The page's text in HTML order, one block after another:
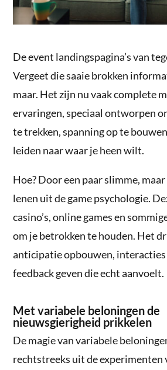
De event landingspagina’s van
Vergeet die saaie brokken
maar. Het zijn nu vaak complete
ervaringen, speciaal ontworpen
te trekken, spanning op te
leiden naar waar je heen wilt.
Hoe? Door een paar slimme,
lenen uit de game psychologie.
casino’s, online games en
om je betrokken te houden. Het
anticipatie opbouwen, interacties
feedback geven die echt aanvoelt.
Met variabele beloningen de
nieuwsgierigheid prikkelen
De magie van variabele
rechtstreeks uit de experimenten